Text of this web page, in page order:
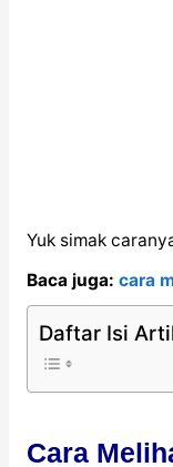
Yuk simak
Baca juga: cara
Daftar Isi
Cara